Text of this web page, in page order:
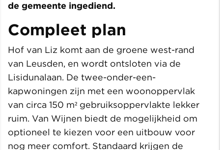
de gemeente ingediend.
Compleet plan
Hof van Liz komt aan de groene west-rand
van Leusden, en wordt ontsloten via de
Lisidunalaan. De twee-onder-een-
kapwoningen zijn met een woonoppervlak
van circa 150 m² gebruiksoppervlakte lekker
ruim. Van Wijnen biedt de mogelijkheid om
optioneel te kiezen voor een uitbouw voor
nog meer comfort. Standaard krijgen de